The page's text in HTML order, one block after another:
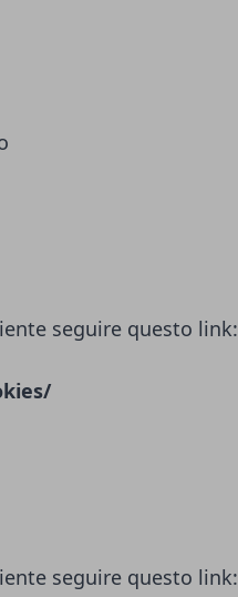
seguire questo link:
seguire questo link: